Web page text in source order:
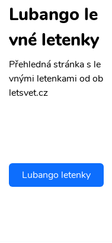
Lubango le
vné letenky
Přehledná stránka s le
vnými letenkami od ob
letsvet.cz
Lubango letenky